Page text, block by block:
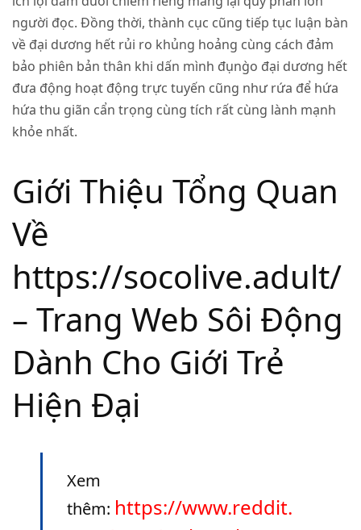
người đọc. Đồng thời, thành cục cũng tiếp tục luận bàn
về đại dương hết rủi ro khủng hoảng cùng cách đảm
bảo phiên bản thân khi dấn mình đụng̀o đại dương hết
đưa động hoạt động trực tuyến cũng như rứa để hứa
hứa thu giãn cẩn trọng cùng tích rất cùng lành mạnh
khỏe nhất.
Giới Thiệu Tổng Quan
Về
https://socolive.adult/
– Trang Web Sôi Động
Dành Cho Giới Trẻ
Hiện Đại
Xem
thêm: https://www.reddit.